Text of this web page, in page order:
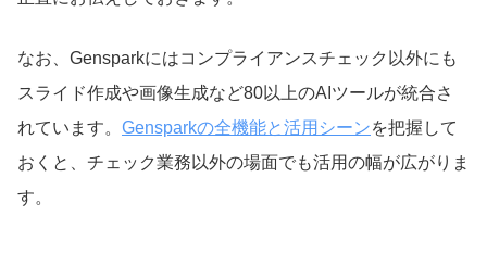
なお、Gensparkにはコンプライアンスチェック以外にも
スライド作成や画像生成など80以上のAIツールが統合さ
れています。 Gensparkの全機能と活用シーンを把握して
おくと、チェック業務以外の場面でも活用の幅が広がりま
す。